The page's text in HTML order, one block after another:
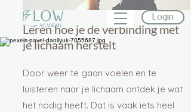
Login
Leren hoe je de verbinding met
je lichaam herstelt
Door weer te gaan voelen en te
luisteren naar je lichaam ontdek je wat
het nodig heeft. Dat is vaak iets heel